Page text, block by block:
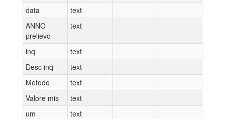
data
text
ANNO
prelievo
text
inq
text
Desc inq
text
Metodo
text
Valore mis
text
um
text